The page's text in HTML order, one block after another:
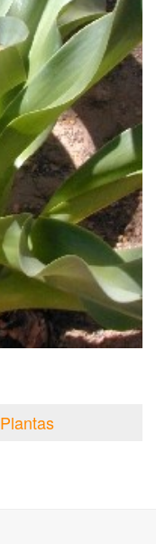
Plantas